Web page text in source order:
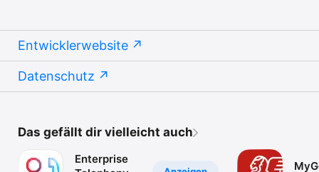
Entwicklerwebsite
Datenschutz
Das gefällt dir vielleicht auch
Enterprise